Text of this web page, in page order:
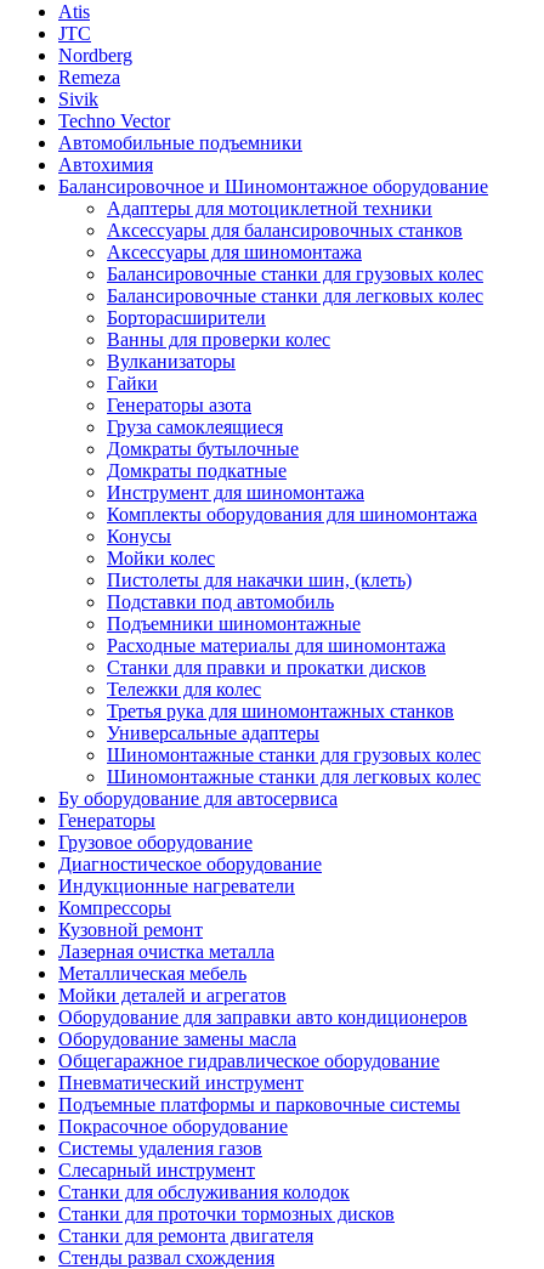
Atis
JTC
Nordberg
Remeza
Sivik
Techno Vector
Автомобильные подъемники
Автохимия
Балансировочное и Шиномонтажное оборудование
Адаптеры для мотоциклетной техники
Аксессуары для балансировочных станков
Аксессуары для шиномонтажа
Балансировочные станки для грузовых колес
Балансировочные станки для легковых колес
Борторасширители
Ванны для проверки колес
Вулканизаторы
Гайки
Генераторы азота
Груза самоклеящиеся
Домкраты бутылочные
Домкраты подкатные
Инструмент для шиномонтажа
Комплекты оборудования для шиномонтажа
Конусы
Мойки колес
Пистолеты для накачки шин, (клеть)
Подставки под автомобиль
Подъемники шиномонтажные
Расходные материалы для шиномонтажа
Станки для правки и прокатки дисков
Тележки для колес
Третья рука для шиномонтажных станков
Универсальные адаптеры
Шиномонтажные станки для грузовых колес
Шиномонтажные станки для легковых колес
Бу оборудование для автосервиса
Генераторы
Грузовое оборудование
Диагностическое оборудование
Индукционные нагреватели
Компрессоры
Кузовной ремонт
Лазерная очистка металла
Металлическая мебель
Мойки деталей и агрегатов
Оборудование для заправки авто кондиционеров
Оборудование замены масла
Общегаражное гидравлическое оборудование
Пневматический инструмент
Подъемные платформы и парковочные системы
Покрасочное оборудование
Системы удаления газов
Слесарный инструмент
Станки для обслуживания колодок
Станки для проточки тормозных дисков
Станки для ремонта двигателя
Стенды развал схождения